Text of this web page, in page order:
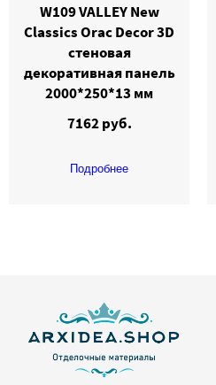
W109 VALLEY New
Classics Orac Decor 3D
стеновая
декоративная панель
2000*250*13 мм
7162 руб.
Подробнее